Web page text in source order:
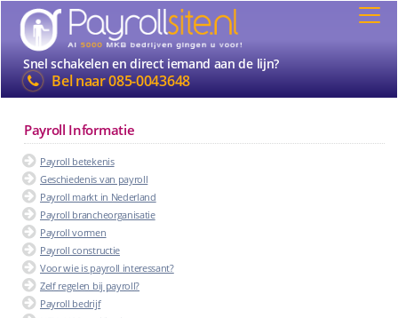
Snel schakelen en direct iemand aan de lijn?
Bel naar085-0043648
Payroll Informatie
Payroll betekenis
Geschiedenis van payroll
Payroll markt in Nederland
Payroll brancheorganisatie
Payroll vormen
Payroll constructie
Voor wie is payroll interessant?
Zelf regelen bij payroll?
Payroll bedrijf